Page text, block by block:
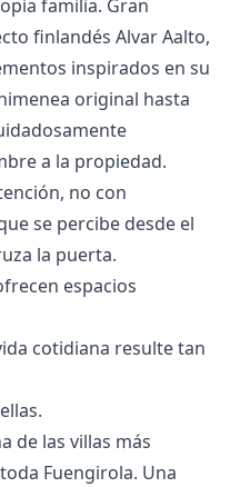
familia. Gran
finlandés Alvar Aalto,
inspirados en su
original hasta
a la propiedad.
no con
se percibe desde el
la puerta.
espacios
‌cotidiana resulte tan
de las villas más
Fuengirola. Una